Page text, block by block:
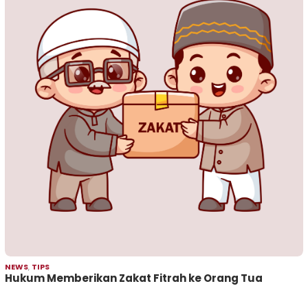
NEWS, TIPS
Hukum Memberikan Zakat Fitrah ke Orang Tua